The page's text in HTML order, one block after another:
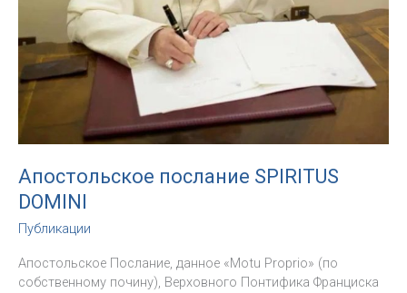
Апостольское послание SPIRITUS
DOMINI
Публикации
Апостольское Послание, данное «Motu Proprio» (по
собственному почину), Верховного Понтифика Франциска